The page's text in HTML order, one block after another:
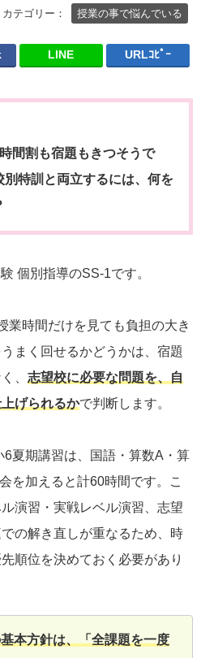
カテゴリー： 授業の事で悩んでいる
LINE URLｺﾋﾟｰ
間割も宿題もきつそうで
特訓と両立するには、何を
個別指導のSS-1です。
業時間だけを見ても負担の大き
まく回せるかどうかは、宿題
、 志望校に必要な問題を、自
げられるかで判断します。
夏期講習は、国語・算数A・算
を加えると計60時間です。こ
演習・実戦レベル演習、志望
の解き直しが重なるため、時
順位を決めておく必要があり
本方針は、「全課題を一度